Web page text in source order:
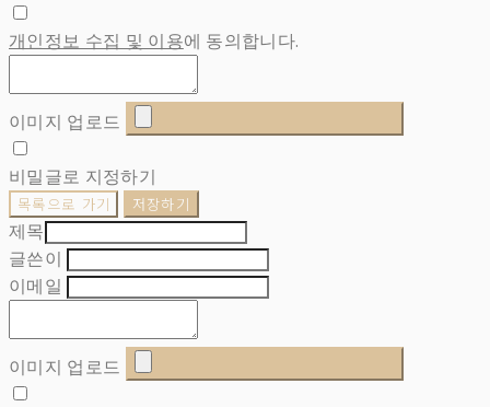
개인정보 수집 및 이용에 동의합니다.
이미지 업로드
비밀글로 지정하기
목록으로 가기 저장하기
제목
글쓴이
이메일
이미지 업로드